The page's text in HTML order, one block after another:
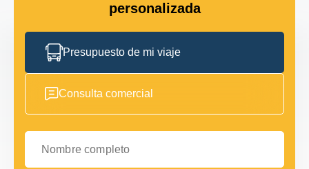
personalizada
Presupuesto de mi viaje
Consulta comercial
Nombre completo